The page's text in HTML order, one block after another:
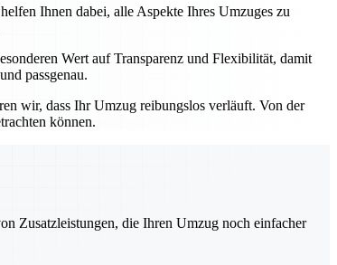
Ihnen dabei, alle Aspekte Ihres Umzuges zu
Wert auf Transparenz und Flexibilität, damit
passgenau.
wir, dass Ihr Umzug reibungslos verläuft. Von der
können.
Zusatzleistungen, die Ihren Umzug noch einfacher